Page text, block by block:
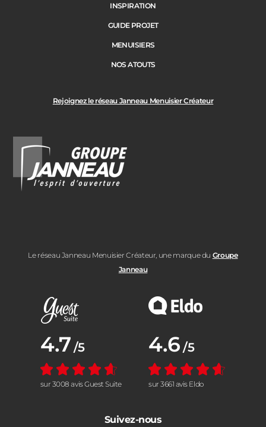
Rejoignez le réseau Janneau Menuisier Créateur
Le réseau Janneau Menuisier Créateur, une marque du Groupe
Janneau
INSPIRATION
GUIDE PROJET
MENUISIERS
NOS ATOUTS
Note moyenne :
4.7 /5
sur 3008 avis Guest Suite
Note moyenne :
4.6 /5
sur 3661 avis Eldo
Suivez-nous